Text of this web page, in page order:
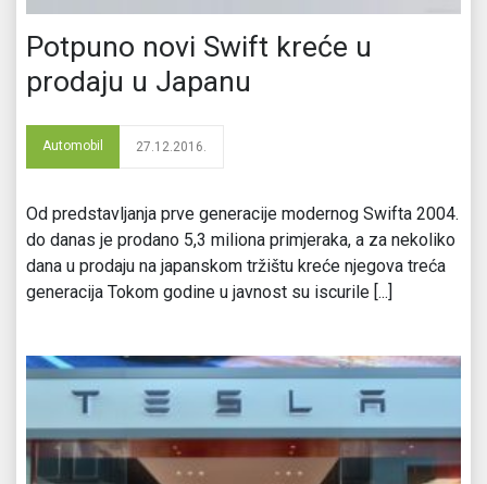
Potpuno novi Swift kreće u
prodaju u Japanu
Automobil 27.12.2016.
Od predstavljanja prve generacije modernog Swifta 2004.
do danas je prodano 5,3 miliona primjeraka, a za nekoliko
dana u prodaju na japanskom tržištu kreće njegova treća
generacija Tokom godine u javnost su iscurile [...]